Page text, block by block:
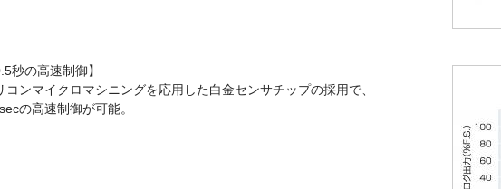
秒の高速制御】
コンマイクロマシニングを応用した白金センサチップの採用で、
の高速制御が可能。